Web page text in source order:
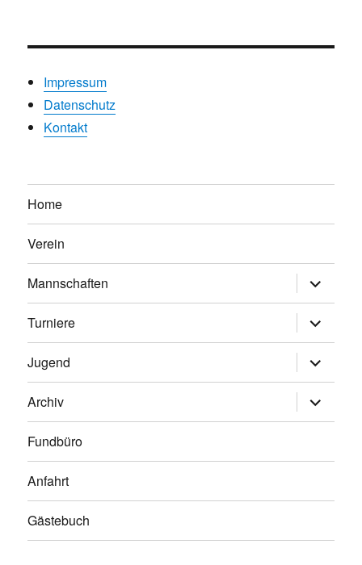
Impressum
Datenschutz
Kontakt
Home
Verein
Mannschaften
anzeigen
Turniere
anzeigen
Jugend
anzeigen
Archiv
anzeigen
Fundbüro
Anfahrt
Gästebuch